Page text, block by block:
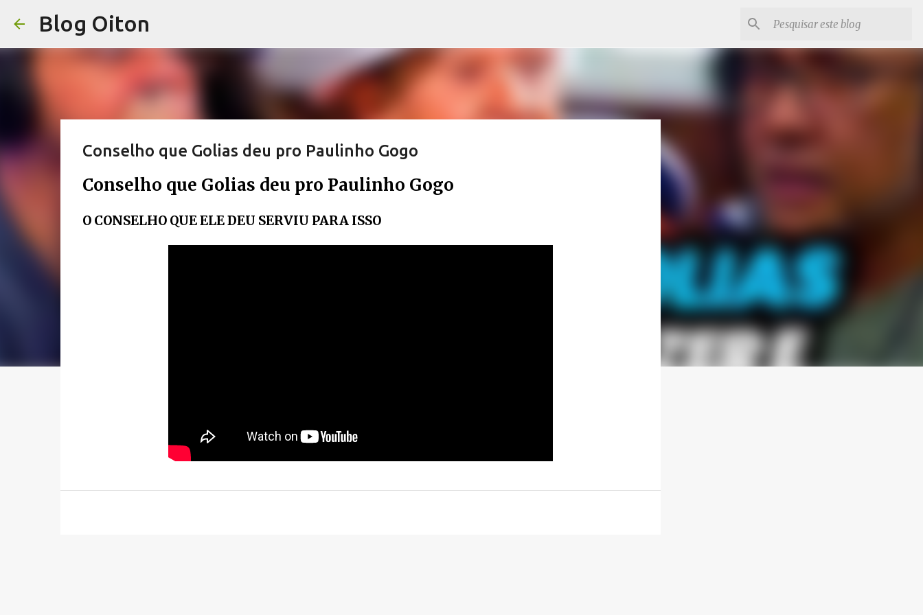
Blog Oiton
Conselho que Golias deu pro Paulinho Gogo
Conselho que Golias deu pro Paulinho Gogo
O CONSELHO QUE ELE DEU SERVIU PARA ISSO